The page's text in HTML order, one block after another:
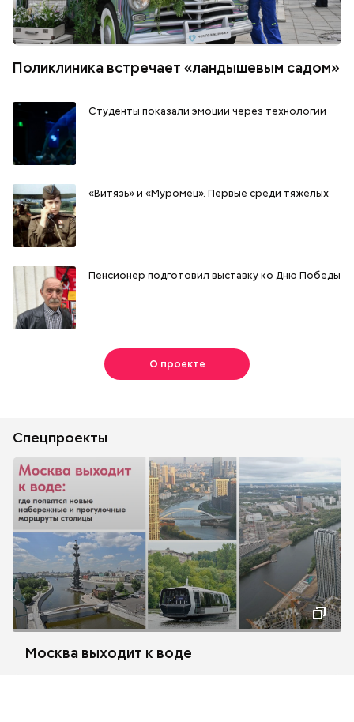
Поликлиника встречает «ландышевым садом»
Студенты показали эмоции через технологии
«Витязь» и «Муромец». Первые среди тяжелых
Пенсионер подготовил выставку ко Дню Победы
О проекте
Спецпроекты
Москва выходит к воде